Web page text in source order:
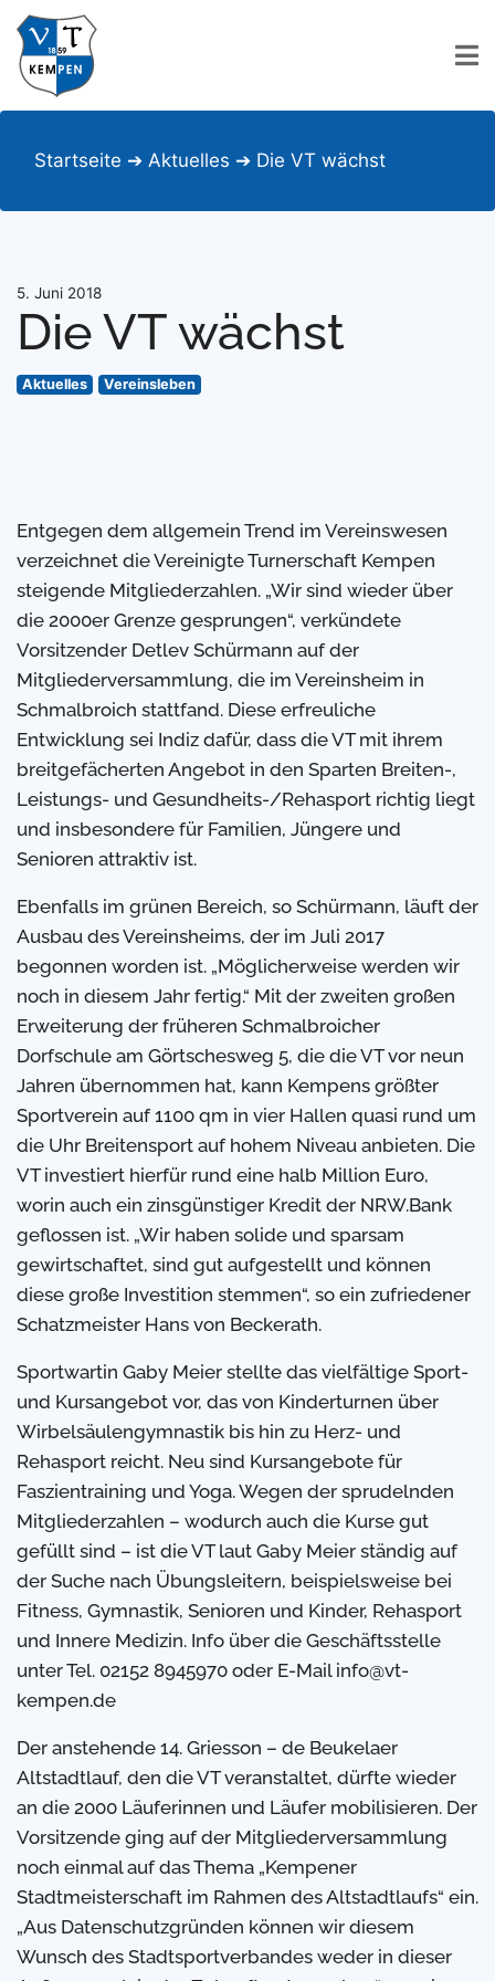
Startseite ➔ Aktuelles ➔ Die VT wächst
5. Juni 2018
Die VT wächst
Aktuelles Vereinsleben
Entgegen dem allgemein Trend im Vereinswesen
verzeichnet die Vereinigte Turnerschaft Kempen
steigende Mitgliederzahlen. „Wir sind wieder über
die 2000er Grenze gesprungen“, verkündete
Vorsitzender Detlev Schürmann auf der
Mitgliederversammlung, die im Vereinsheim in
Schmalbroich stattfand. Diese erfreuliche
Entwicklung sei Indiz dafür, dass die VT mit ihrem
breitgefächerten Angebot in den Sparten Breiten-,
Leistungs- und Gesundheits-/Rehasport richtig liegt
und insbesondere für Familien, Jüngere und
Senioren attraktiv ist.
Ebenfalls im grünen Bereich, so Schürmann, läuft der
Ausbau des Vereinsheims, der im Juli 2017
begonnen worden ist. „Möglicherweise werden wir
noch in diesem Jahr fertig.“ Mit der zweiten großen
Erweiterung der früheren Schmalbroicher
Dorfschule am Görtschesweg 5, die die VT vor neun
Jahren übernommen hat, kann Kempens größter
Sportverein auf 1100 qm in vier Hallen quasi rund um
die Uhr Breitensport auf hohem Niveau anbieten. Die
VT investiert hierfür rund eine halb Million Euro,
worin auch ein zinsgünstiger Kredit der NRW.Bank
geflossen ist. „Wir haben solide und sparsam
gewirtschaftet, sind gut aufgestellt und können
diese große Investition stemmen“, so ein zufriedener
Schatzmeister Hans von Beckerath.
Sportwartin Gaby Meier stellte das vielfältige Sport-
und Kursangebot vor, das von Kinderturnen über
Wirbelsäulengymnastik bis hin zu Herz- und
Rehasport reicht. Neu sind Kursangebote für
Faszientraining und Yoga. Wegen der sprudelnden
Mitgliederzahlen – wodurch auch die Kurse gut
gefüllt sind – ist die VT laut Gaby Meier ständig auf
der Suche nach Übungsleitern, beispielsweise bei
Fitness, Gymnastik, Senioren und Kinder, Rehasport
und Innere Medizin. Info über die Geschäftsstelle
unter Tel. 02152 8945970 oder E-Mail info@vt-
kempen.de
Der anstehende 14. Griesson – de Beukelaer
Altstadtlauf, den die VT veranstaltet, dürfte wieder
an die 2000 Läuferinnen und Läufer mobilisieren. Der
Vorsitzende ging auf der Mitgliederversammlung
noch einmal auf das Thema „Kempener
Stadtmeisterschaft im Rahmen des Altstadtlaufs“ ein.
„Aus Datenschutzgründen können wir diesem
Wunsch des Stadtsportverbandes weder in dieser